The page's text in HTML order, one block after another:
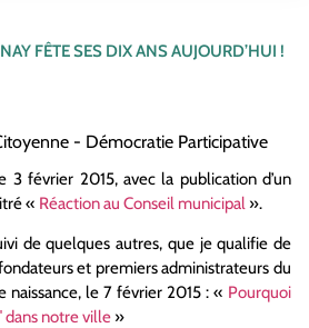
FÊTE SES DIX ANS AUJOURD’HUI !
- Démocratie Participative
3 février 2015, avec la publication d’un
« Réaction au Conseil municipal ».
de quelques autres, que je qualifie de
et premiers administrateurs du
naissance, le 7 février 2015 : « Pourquoi
notre ville»